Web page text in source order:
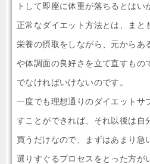
トして即座に体重が落ちるとはい
正常なダイエット方法とは、まと
栄養の摂取をしながら、元からあ
や体調面の良好さを立て直すもの
でなければいけないのです。
一度でも理想通りのダイエットサ
すことができれば、それ以後は自
買うだけなので、まずはあまり急
選りすぐるプロセスをとった方が